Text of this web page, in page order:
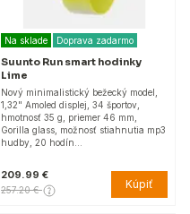
Na sklade Doprava zadarmo
Suunto Run smart hodinky
Lime
Nový minimalistický bežecký model,
1,32" Amoled displej, 34 športov,
hmotnosť 35 g, priemer 46 mm,
Gorilla glass, možnosť stiahnutia mp3
hudby, 20 hodín…
209.99 €
257.20 € Kúpiť